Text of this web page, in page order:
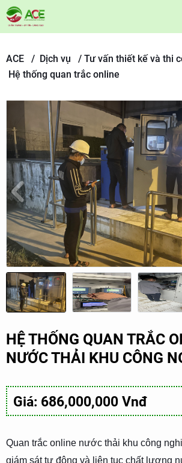
ACE / Dịch vụ / Tư vấn thiết kế và thi
Hệ thống quan trắc online
HỆ THỐNG QUAN TRẮC
NƯỚC THẢI KHU CÔNG
Giá: 686,000,000 Vnđ
Quan trắc online nước thải khu công
giám sát tự động và liên tục chất lượng